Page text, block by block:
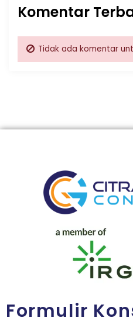
Komentar
Tidak ada komentar
Formulir